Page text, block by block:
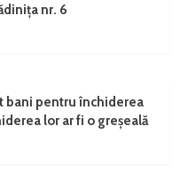
nr. 6
bani pentru închiderea
lor ar fi o greșeală